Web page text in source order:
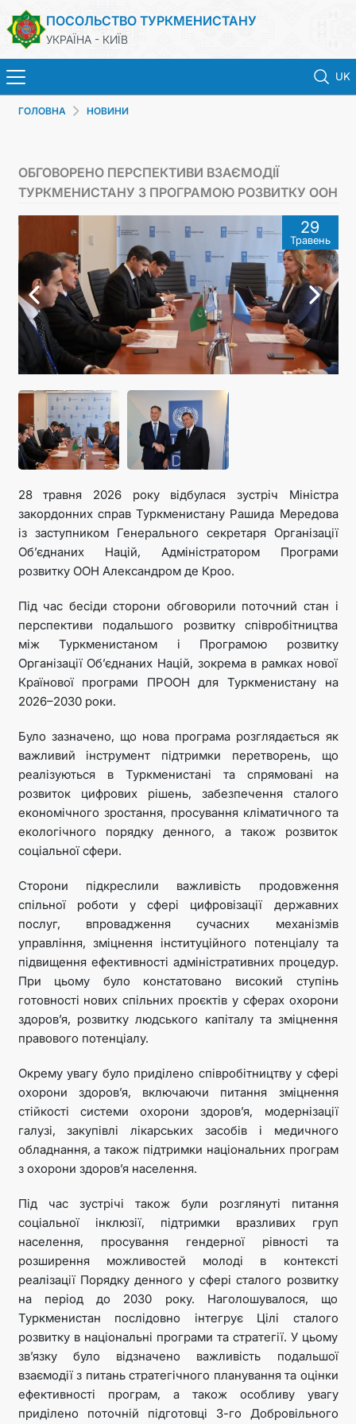
ПОСОЛЬСТВО ТУРКМЕНИСТАНУ
УКРАЇНА - КИЇВ
UK
КОНСУЛЬСЬКІ ПОСЛУГИ
МЗС
КОНТАКТНІ ДАНІ
ГОЛОВНА НОВИНИ
ОБГОВОРЕНО ПЕРСПЕКТИВИ ВЗАЄМОДІЇ
ТУРКМЕНИСТАНУ З ПРОГРАМОЮ РОЗВИТКУ ООН
29
Травень
28 травня 2026 року відбулася зустріч Міністра
закордонних справ Туркменистану Рашида Мередова
із заступником Генерального секретаря Організації
Об’єднаних Націй, Адміністратором Програми
розвитку ООН Александром де Кроо.
Під час бесіди сторони обговорили поточний стан і
перспективи подальшого розвитку співробітництва
між Туркменистаном і Програмою розвитку
Організації Об’єднаних Націй, зокрема в рамках нової
Країнової програми ПРООН для Туркменистану на
2026–2030 роки.
Було зазначено, що нова програма розглядається як
важливий інструмент підтримки перетворень, що
реалізуються в Туркменистані та спрямовані на
розвиток цифрових рішень, забезпечення сталого
економічного зростання, просування кліматичного та
екологічного порядку денного, а також розвиток
соціальної сфери.
Сторони підкреслили важливість продовження
спільної роботи у сфері цифровізації державних
послуг, впровадження сучасних механізмів
управління, зміцнення інституційного потенціалу та
підвищення ефективності адміністративних процедур.
При цьому було констатовано високий ступінь
готовності нових спільних проєктів у сферах охорони
здоров’я, розвитку людського капіталу та зміцнення
правового потенціалу.
Окрему увагу було приділено співробітництву у сфері
охорони здоров’я, включаючи питання зміцнення
стійкості системи охорони здоров’я, модернізації
галузі, закупівлі лікарських засобів і медичного
обладнання, а також підтримки національних програм
з охорони здоров’я населення.
Під час зустрічі також були розглянуті питання
соціальної інклюзії, підтримки вразливих груп
населення, просування гендерної рівності та
розширення можливостей молоді в контексті
реалізації Порядку денного у сфері сталого розвитку
на період до 2030 року. Наголошувалося, що
Туркменистан послідовно інтегрує Цілі сталого
розвитку в національні програми та стратегії. У цьому
зв’язку було відзначено важливість подальшої
взаємодії з питань стратегічного планування та оцінки
ефективності програм, а також особливу увагу
приділено поточній підготовці 3-го Добровільного